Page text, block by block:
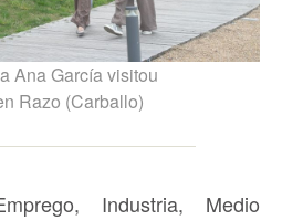
Ana García visitou
Razo (Carballo)
Industria, Medio